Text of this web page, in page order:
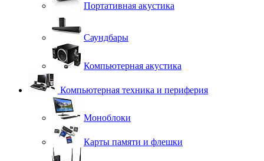
Портативная акустика
Саундбары
Компьютерная акустика
Компьютерная техника и периферия
Моноблоки
Карты памяти и флешки